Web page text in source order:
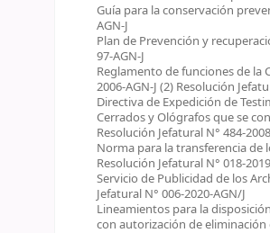
Guía para la conservación
AGN-J
Plan de Prevención y
97-AGN-J
Reglamento de funciones de la
2006-AGN-J (2) Resolución
Directiva de Expedición de
Cerrados y Ológrafos que se
Resolución Jefatural N° 484-
Norma para la transferencia de
Resolución Jefatural N° 018-
Servicio de Publicidad de los
Jefatural N° 006-2020-AGN/J
Lineamientos para la
con autorización de eliminación